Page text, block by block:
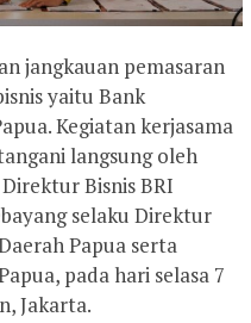
jangkauan pemasaran
yaitu Bank
Kegiatan kerjasama
langsung oleh
Bisnis BRI
selaku Direktur
Papua serta
pada hari selasa 7
Jakarta.